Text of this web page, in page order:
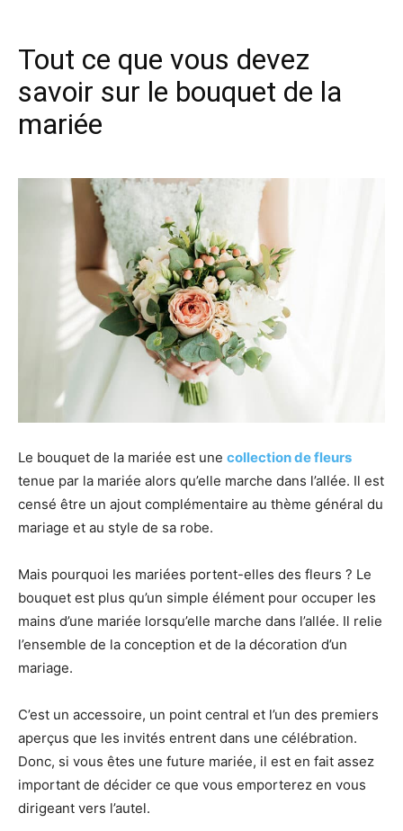
Tout ce que vous devez
savoir sur le bouquet de la
mariée
Le bouquet de la mariée est une collection de fleurs
tenue par la mariée alors qu’elle marche dans l’allée. Il est
censé être un ajout complémentaire au thème général du
mariage et au style de sa robe.
Mais pourquoi les mariées portent-elles des fleurs ? Le
bouquet est plus qu’un simple élément pour occuper les
mains d’une mariée lorsqu’elle marche dans l’allée. Il relie
l’ensemble de la conception et de la décoration d’un
mariage.
C’est un accessoire, un point central et l’un des premiers
aperçus que les invités entrent dans une célébration.
Donc, si vous êtes une future mariée, il est en fait assez
important de décider ce que vous emporterez en vous
dirigeant vers l’autel.